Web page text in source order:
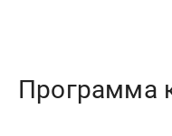
Программа